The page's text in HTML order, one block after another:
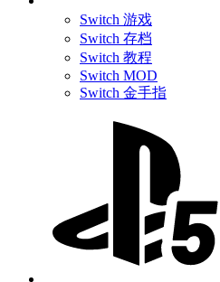
Switch 游戏
Switch 存档
Switch 教程
Switch MOD
Switch 金手指